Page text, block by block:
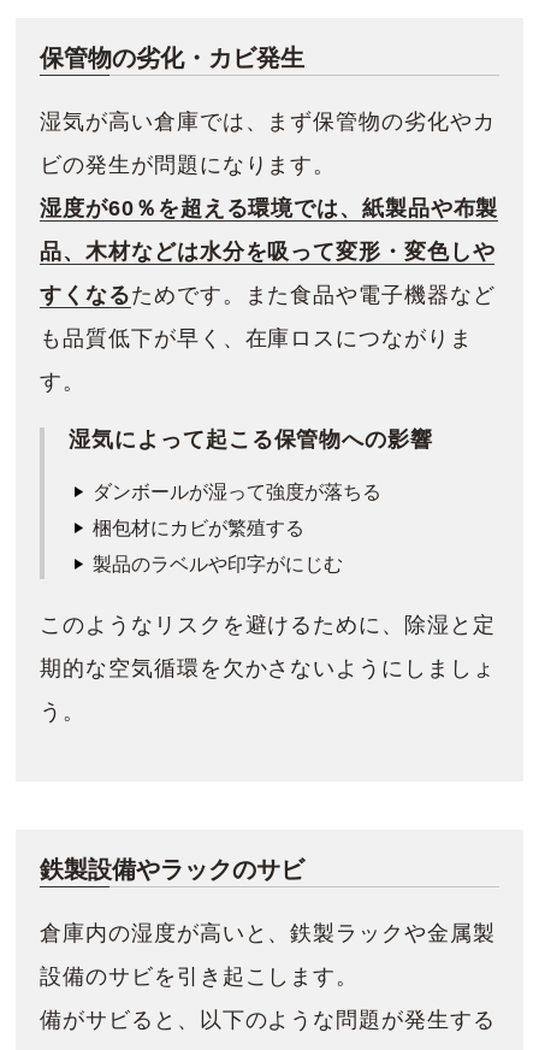
保管物の劣化・カビ発生
湿気が高い倉庫では、まず保管物の劣化やカ
ビの発生が問題になります。
湿度が60％を超える環境では、紙製品や布製
品、木材などは水分を吸って変形・変色しや
すくなるためです。また食品や電子機器など
も品質低下が早く、在庫ロスにつながりま
す。
湿気によって起こる保管物への影響
ダンボールが湿って強度が落ちる
梱包材にカビが繁殖する
製品のラベルや印字がにじむ
このようなリスクを避けるために、除湿と定
期的な空気循環を欠かさないようにしましょ
う。
鉄製設備やラックのサビ
倉庫内の湿度が高いと、鉄製ラックや金属製
設備のサビを引き起こします。
備がサビると、以下のような問題が発生する